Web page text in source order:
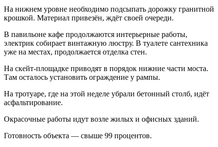
На нижнем уровне необходимо подсыпать дорожку гранитной
крошкой. Материал привезён, ждёт своей очереди.
В павильоне кафе продолжаются интерьерные работы,
электрик собирает винтажную люстру. В туалете сантехника
уже на местах, продолжается отделка стен.
На скейт-площадке приводят в порядок нижние части моста.
Там осталось установить ограждение у рампы.
На тротуаре, где на этой неделе убрали бетонный столб, идёт
асфальтирование.
Окрасочные работы идут возле жилых и офисных зданий.
Готовность объекта — свыше 99 процентов.